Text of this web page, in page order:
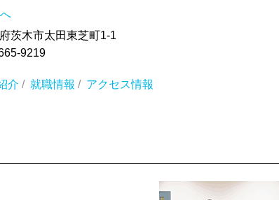
茨木市太田東芝町1-1
9219
介 / 就職情報 / アクセス情報